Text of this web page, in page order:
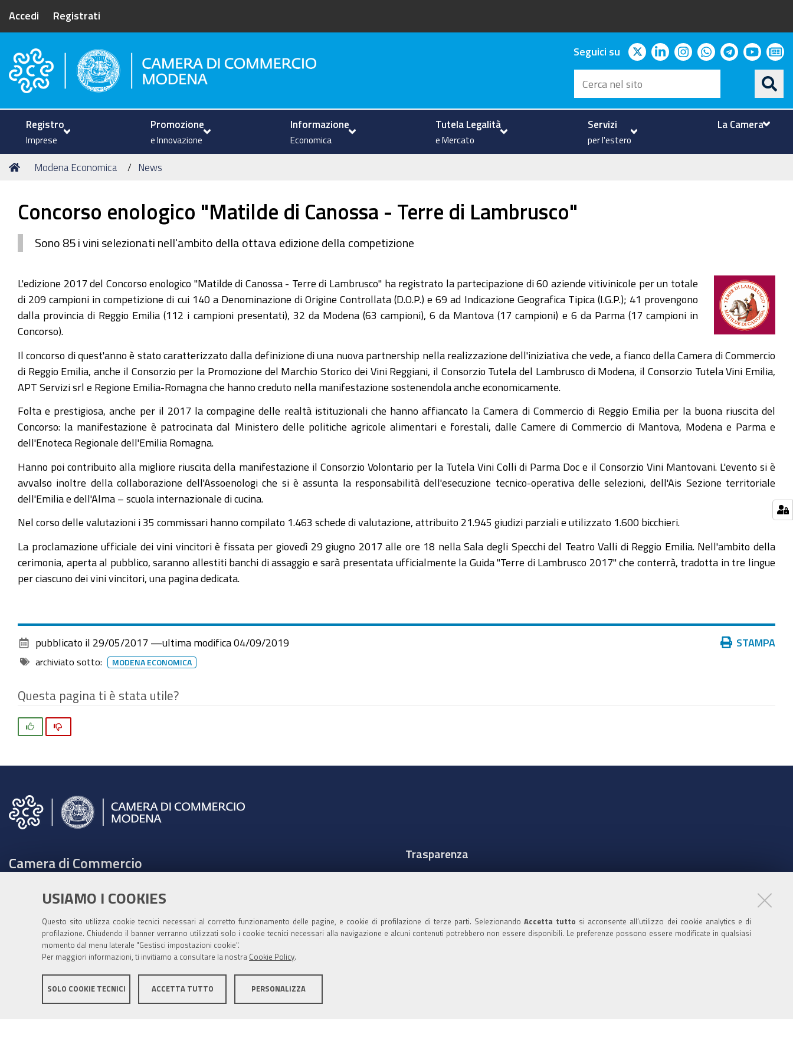
USIAMO I COOKIES
Questo sito utilizza cookie tecnici necessari al corretto funzionamento delle pagine, e cookie di profilazione di terze parti. SelezionandoAccetta tutto si acconsente all’utilizzo dei cookie analytics e di
profilazione. Chiudendo il banner verranno utilizzati solo i cookie tecnici necessari alla navigazione e alcuni contenuti potrebbero non essere disponibili. Le preferenze possono essere modificate in qualsiasi
momento dal menu laterale "Gestisci impostazioni cookie".
Per maggiori informazioni, ti invitiamo a consultare la nostra Cookie Policy
SOLO COOKIE TECNICI ACCETTA TUTTO PERSONALIZZA
Accedi Registrati
Camera di Commercio di Modena
Seguici su twitterlinkedininstagram
whatsapp
telegram
Cerca
nel
sito
Registro
Imprese
Promozione
e Innovazione
Informazione
Economica
Tutela Legalità
e Mercato
Servizi
per l'estero
La Camera
Tu
Home
Modena Economica News
Concorso enologico "Matilde di Canossa - Terre di Lambrusco"
Sono 85 i vini selezionati nell'ambito della ottava edizione della competizione
L'edizione 2017 del Concorso enologico "Matilde di Canossa - Terre di Lambrusco" ha registrato la partecipazione di 60 aziende vitivinicole per un totale
di 209 campioni in competizione di cui 140 a Denominazione di Origine Controllata (D.O.P.) e 69 ad Indicazione Geografica Tipica (I.G.P.); 41 provengono
dalla provincia di Reggio Emilia (112 i campioni presentati), 32 da Modena (63 campioni), 6 da Mantova (17 campioni) e 6 da Parma (17 campioni in
Concorso).
Il concorso di quest'anno è stato caratterizzato dalla definizione di una nuova partnership nella realizzazione dell'iniziativa che vede, a fianco della Camera di Commercio
di Reggio Emilia, anche il Consorzio per la Promozione del Marchio Storico dei Vini Reggiani, il Consorzio Tutela del Lambrusco di Modena, il Consorzio Tutela Vini Emilia,
APT Servizi srl e Regione Emilia-Romagna che hanno creduto nella manifestazione sostenendola anche economicamente.
Folta e prestigiosa, anche per il 2017 la compagine delle realtà istituzionali che hanno affiancato la Camera di Commercio di Reggio Emilia per la buona riuscita del
Concorso: la manifestazione è patrocinata dal Ministero delle politiche agricole alimentari e forestali, dalle Camere di Commercio di Mantova, Modena e Parma e
dell'Enoteca Regionale dell'Emilia Romagna.
Hanno poi contribuito alla migliore riuscita della manifestazione il Consorzio Volontario per la Tutela Vini Colli di Parma Doc e il Consorzio Vini Mantovani. L'evento si è
avvalso inoltre della collaborazione dell'Assoenologi che si è assunta la responsabilità dell'esecuzione tecnico-operativa delle selezioni, dell'Ais Sezione territoriale
dell'Emilia e dell'Alma – scuola internazionale di cucina.
Nel corso delle valutazioni i 35 commissari hanno compilato 1.463 schede di valutazione, attribuito 21.945 giudizi parziali e utilizzato 1.600 bicchieri.
La proclamazione ufficiale dei vini vincitori è fissata per giovedì 29 giugno 2017 alle ore 18 nella Sala degli Specchi del Teatro Valli di Reggio Emilia. Nell'ambito della
cerimonia, aperta al pubblico, saranno allestiti banchi di assaggio e sarà presentata ufficialmente la Guida "Terre di Lambrusco 2017" che conterrà, tradotta in tre lingue
per ciascuno dei vini vincitori, una pagina dedicata.
Azioni STAMPA
pubblicato il 29/05/2017 —ultima modifica 04/09/2019
archiviato sotto: MODENA ECONOMICA
Questa pagina ti è stata utile?
Camera di Commercio
Tel. 059208111 -URP
Contabilità speciale Banca d'Italia:
IT75Q 01000 04306 TU00 0001 3855
Fatt. elettronica - Cod. univoco: XECKYI
cameradicommercio@mo.legalmail.camcom.it
Trasparenza
Pubblicità Legale